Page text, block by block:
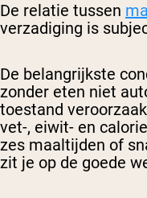
De relatie tussen
verzadiging is
De belangrijkste
zonder eten niet
toestand
vet-, eiwit- en
zes maaltijden of
zit je op de goede